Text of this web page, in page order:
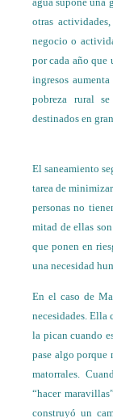
otras
negocio o
por cada año que
ingresos
pobreza rural
destinados en
El saneamiento
tarea de
personas no
mitad de ellas
que ponen en
una necesidad
En el caso de
necesidades. Ella
la pican cuando
pase algo porque
matorrales.
“hacer
construyó un